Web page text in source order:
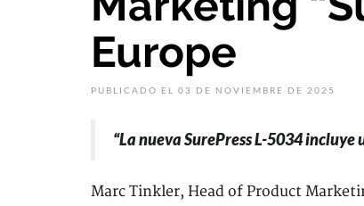
Europe
PUBLICADO EL 03 DE NOVIEMBRE DE 2025
“La nueva SurePress L-5034
Marc Tinkler, Head of Product